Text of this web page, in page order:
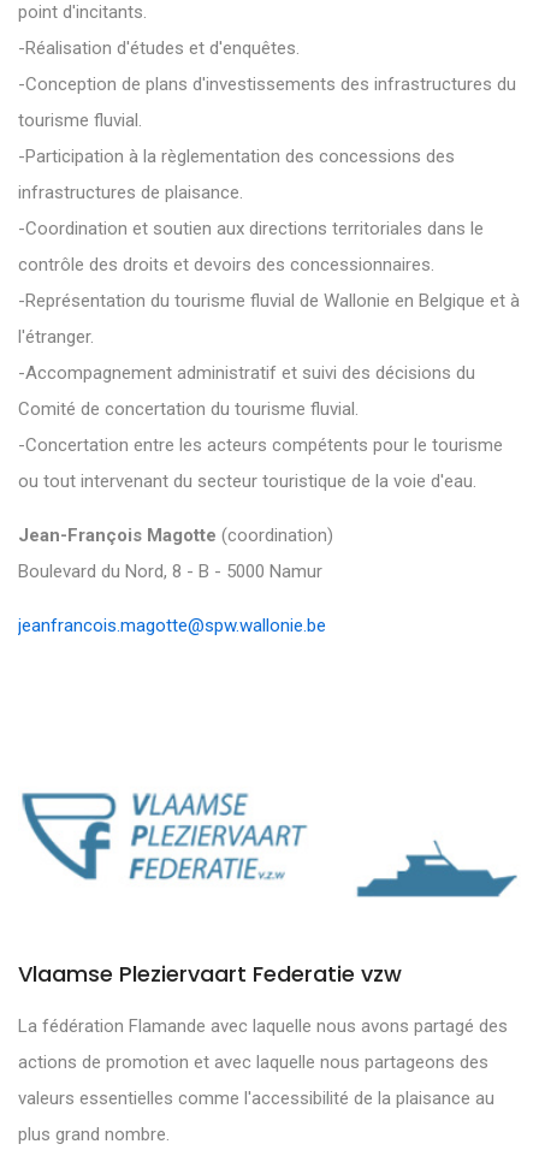
point d'incitants.
-Réalisation d'études et d'enquêtes.
-Conception de plans d'investissements des infrastructures du
tourisme fluvial.
-Participation à la règlementation des concessions des
infrastructures de plaisance.
-Coordination et soutien aux directions territoriales dans le
contrôle des droits et devoirs des concessionnaires.
-Représentation du tourisme fluvial de Wallonie en Belgique et à
l'étranger.
-Accompagnement administratif et suivi des décisions du
Comité de concertation du tourisme fluvial.
-Concertation entre les acteurs compétents pour le tourisme
ou tout intervenant du secteur touristique de la voie d'eau.
Jean-François Magotte (coordination)
Boulevard du Nord, 8 - B - 5000 Namur
jeanfrancois.magotte@spw.wallonie.be
Vlaamse Pleziervaart Federatie vzw
La fédération Flamande avec laquelle nous avons partagé des
actions de promotion et avec laquelle nous partageons des
valeurs essentielles comme l'accessibilité de la plaisance au
plus grand nombre.